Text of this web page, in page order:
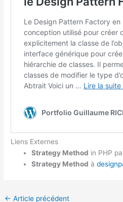
Liens Externes
Strategy Method in PHP
Strategy Method à
← Article précédent